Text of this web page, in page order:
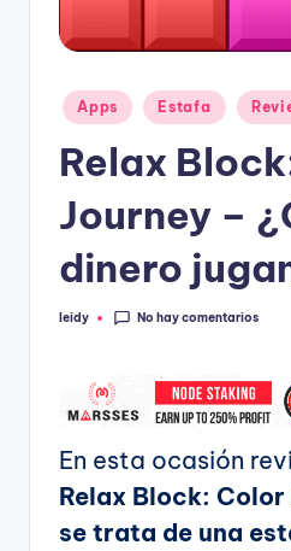
Publicado
en
Apps Estafa
Relax
Journey –
dinero
Publicado
leidy No hay comentarios
En esta ocasión
Relax Block:
se trata de una